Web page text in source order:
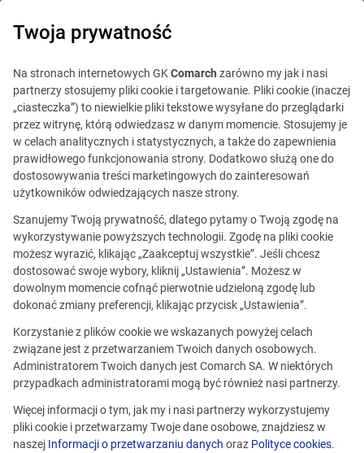
Ta oferta jest już
nieaktualna.
Zobacz podobne oferty
Różne lokalizacje
Erlang Developer
Programowanie
Twoja prywatność
Na stronach internetowych GKComarch zarówno my jak i nasi
partnerzy stosujemy pliki cookie i targetowanie. Pliki cookie (inaczej
„ciasteczka”) to niewielkie pliki tekstowe wysyłane do przeglądarki
przez witrynę, którą odwiedzasz w danym momencie. Stosujemy je
w celach analitycznych i statystycznych, a także do zapewnienia
prawidłowego funkcjonowania strony. Dodatkowo służą one do
dostosowywania treści marketingowych do zainteresowań
użytkowników odwiedzających nasze strony.
Szanujemy Twoją prywatność, dlatego pytamy o Twoją zgodę na
wykorzystywanie powyższych technologii. Zgodę na pliki cookie
możesz wyrazić, klikając „Zaakceptuj wszystkie”. Jeśli chcesz
dostosować swoje wybory, kliknij „Ustawienia”. Możesz w
dowolnym momencie cofnąć pierwotnie udzieloną zgodę lub
dokonać zmiany preferencji, klikając przycisk „Ustawienia”.
Korzystanie z plików cookie we wskazanych powyżej celach
związane jest z przetwarzaniem Twoich danych osobowych.
Administratorem Twoich danych jest Comarch SA. W niektórych
przypadkach administratorami mogą być również nasi partnerzy.
Więcej informacji o tym, jak my i nasi partnerzy wykorzystujemy
pliki cookie i przetwarzamy Twoje dane osobowe, znajdziesz w
naszej Informacji o przetwarzaniu danych oraz Polityce cookies.